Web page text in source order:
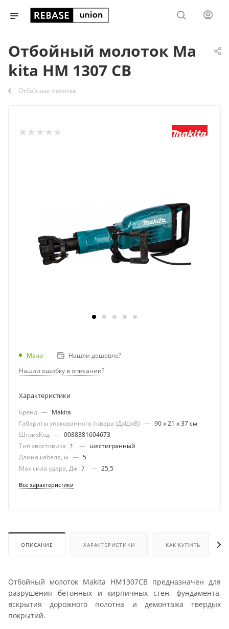
Отбойный молоток Ma
kita НМ 1307 СВ
Отбойные молотки
Мало
Нашли дешевле?
Нашли ошибку в описании?
Характеристики
Бренд — Makita
Габариты упакованного товара (ДхШхВ) — 90 х 21 х 37 см
ШтрихКод — 0088381604673
Тип хвостовика ? — шестигранный
Длина кабеля, м — 5
Max сила удара, Дж ? — 25,5
Все характеристики
ОПИСАНИЕ ХАРАКТЕРИСТИКИ КАК КУПИТЬ
Отбойный молоток Makita HM1307CB предназначен для
разрушения бетонных и кирпичных стен, фундамента,
вскрытия дорожного полотна и демонтажа твердых
покрытий.